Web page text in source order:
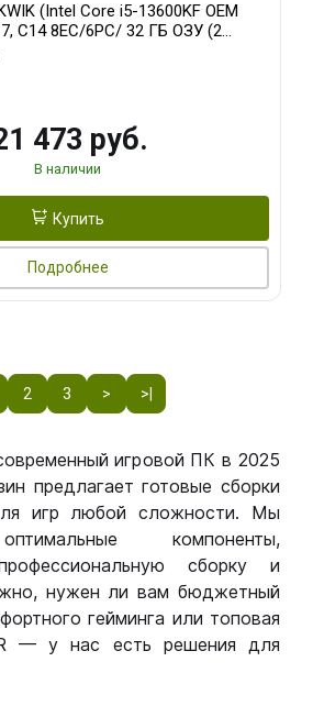
(Intel Core i5-13600KF OEM
C14 8EC/6PC/ 32 ГБ ОЗУ (2
WINDFORCE OC 8GB
473 руб.
В наличии
Купить
Подробнее
2 3 > >|
игровой ПК в 2025
предлагает готовые сборки
игр любой сложности. Мы
компоненты,
сборку и
нужен ли вам бюджетный
гейминга или топовая
— у нас есть решения для